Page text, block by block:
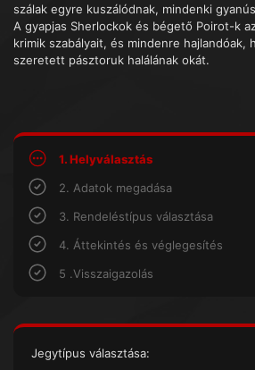
szálak egyre kuszálódnak, mindenki
A gyapjas Sherlockok és bégető Poirot-k
krimik szabályait, és mindenre hajlandóak,
szeretett pásztoruk halálának okát.
1. Helyválasztás
2. Adatok megadása
3. Rendeléstípus választása
4. Áttekintés és véglegesítés
5 .Visszaigazolás
Jegytípus választása: